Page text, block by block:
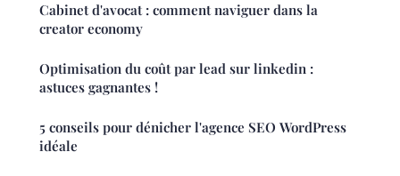
Cabinet d'avocat : comment naviguer dans la
creator economy
Optimisation du coût par lead sur linkedin :
astuces gagnantes !
5 conseils pour dénicher l'agence SEO WordPress
idéale